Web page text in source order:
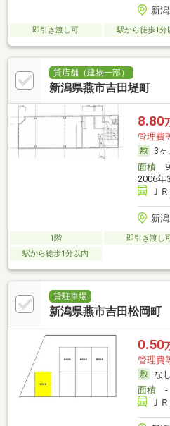
新
即引き渡し可 駅から徒歩1分
貸店舗（建物一部）
新潟県燕市吉田堤町
8.80
管理費
3ヶ
面積
2006年
Ｊ
新
1階 即引き渡し
駅から徒歩1分以内
貸駐車場
新潟県燕市吉田松岡町
0.50
管理費
なし
面積-
Ｊ